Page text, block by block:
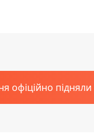
офіційно